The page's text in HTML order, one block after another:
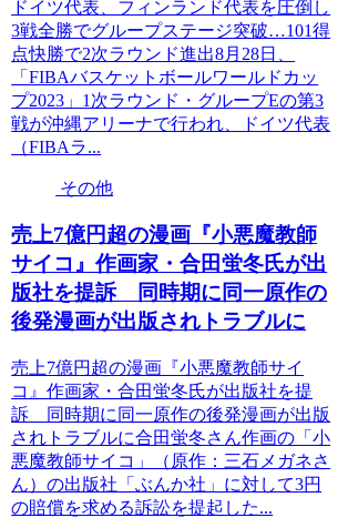
ドイツ代表、フィンランド代表を圧倒し
3戦全勝でグループステージ突破…101得
点快勝で2次ラウンド進出8月28日、
「FIBAバスケットボールワールドカッ
プ2023」1次ラウンド・グループEの第3
戦が沖縄アリーナで行われ、ドイツ代表
（FIBAラ...
その他
売上7億円超の漫画『小悪魔教師
サイコ』作画家・合田蛍冬氏が出
版社を提訴 同時期に同一原作の
後発漫画が出版されトラブルに
売上7億円超の漫画『小悪魔教師サイ
コ』作画家・合田蛍冬氏が出版社を提
訴 同時期に同一原作の後発漫画が出版
されトラブルに合田蛍冬さん作画の「小
悪魔教師サイコ」（原作：三石メガネさ
ん）の出版社「ぶんか社」に対して3円
の賠償を求める訴訟を提起した...